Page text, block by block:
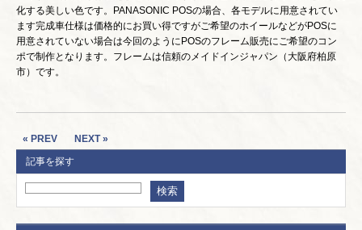
化する美しい色です。PANASONIC POSの場合、各モデルに用意されてい
ます完成車仕様は価格的にお買い得ですがご希望のホイールなどがPOSに
用意されていない場合は今回のようにPOSのフレーム販売にご希望のコン
ポで制作となります。フレームは信頼のメイドインジャパン（大阪府柏原
市）です。
« PREV
NEXT »
記事を探す